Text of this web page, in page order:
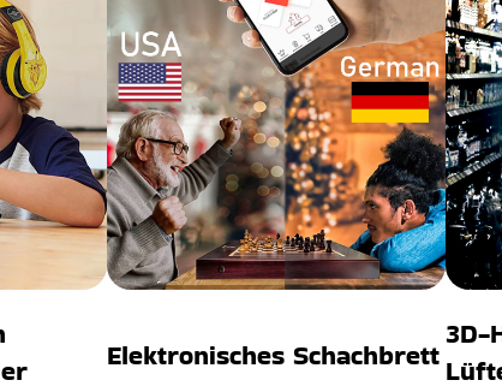
Elektronisches Schachbrett
3D-